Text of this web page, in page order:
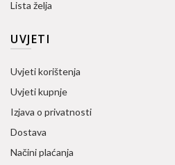
Lista želja
UVJETI
Uvjeti korištenja
Uvjeti kupnje
Izjava o privatnosti
Dostava
Načini plaćanja